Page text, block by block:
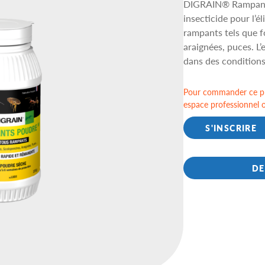
DIGRAIN®
insecticide pour
rampants tels que
araignées, puces.
dans des
Pour commander ce
espace professionnel
S'INSCRIRE